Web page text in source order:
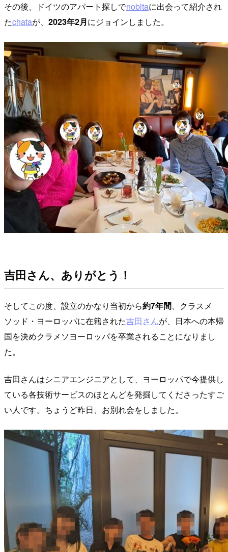
その後、ドイツのアパート探しでnobitaに出会って紹介され
たchataが、 2023年2月にジョインしました。
吉田さん、ありがとう！
そしてこの度、設立のかなり当初から約7年間、クラスメ
ソッド・ヨーロッパに在籍された吉田さんが、日本への本帰
国を決めクラメソヨーロッパを卒業されることになりまし
た。
吉田さんはシニアエンジニアとして、ヨーロッパで今提供し
ている各技術サービスのほとんどを発掘してくださったすご
い人です。ちょうど昨日、お別れ会をしました。